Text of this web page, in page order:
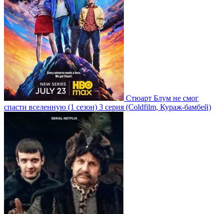
Стюарт Блум не смог
спасти вселенную (1 сезон) 3 серия (Coldfilm, Кураж-бамбей)